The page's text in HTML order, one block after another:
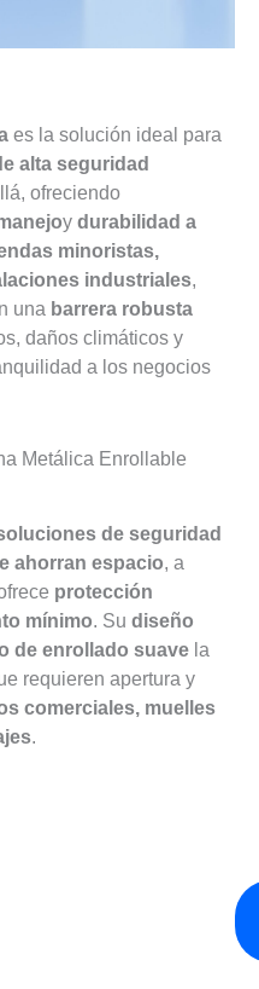
es la solución ideal para
alta seguridad
ofreciendo
y durabilidad a
minoristas,
industriales,
una barrera robusta
daños climáticos y
a los negocios
Metálica Enrollable
de seguridad
ahorran espacio, a
protección
mínimo. Su diseño
de enrollado suave la
requieren apertura y
comerciales, muelles
.